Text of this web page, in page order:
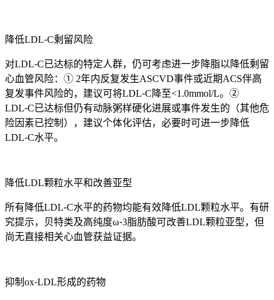
降低LDL⁃C剩留风险
对LDL⁃C已达标的特定人群，仍可考虑进一步降脂以降低剩留
心血管风险：① 2年内反复发生ASCVD事件或近期ACS伴高
复发事件风险的，建议可将LDL⁃C降至<1.0mmol/L。②
LDL⁃C已达标但仍有动脉粥样硬化进展或事件发生的（其他危
险因素已控制），建议个体化评估，必要时可进一步降低
LDL⁃C水平。
降低LDL颗粒水平和改善亚型
所有降低LDL⁃C水平的药物均能有效降低LDL颗粒水平。有研
究提示，贝特类及高纯度ω⁃3脂肪酸可改善LDL颗粒亚型，但
尚无直接相关心血管获益证据。
抑制ox⁃LDL形成的药物